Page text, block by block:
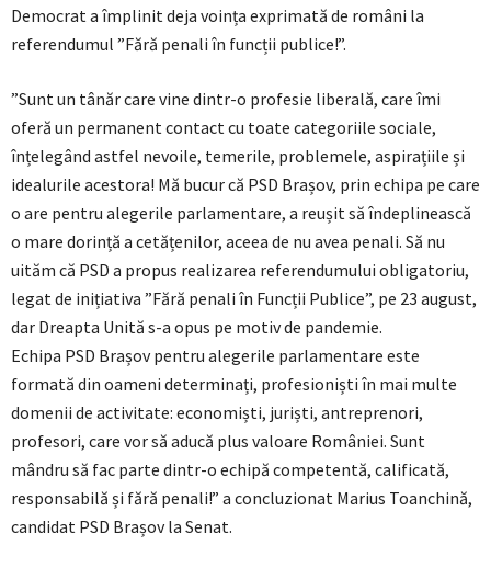
Democrat a împlinit deja voința exprimată de români la
referendumul ”Fără penali în funcții publice!”.
”Sunt un tânăr care vine dintr-o profesie liberală, care îmi
oferă un permanent contact cu toate categoriile sociale,
înțelegând astfel nevoile, temerile, problemele, aspirațiile și
idealurile acestora! Mă bucur că PSD Brașov, prin echipa pe care
o are pentru alegerile parlamentare, a reușit să îndeplinească
o mare dorință a cetățenilor, aceea de nu avea penali. Să nu
uităm că PSD a propus realizarea referendumului obligatoriu,
legat de inițiativa ”Fără penali în Funcții Publice”, pe 23 august,
dar Dreapta Unită s-a opus pe motiv de pandemie.
Echipa PSD Brașov pentru alegerile parlamentare este
formată din oameni determinați, profesioniști în mai multe
domenii de activitate: economiști, juriști, antreprenori,
profesori, care vor să aducă plus valoare României. Sunt
mândru să fac parte dintr-o echipă competentă, calificată,
responsabilă și fără penali!” a concluzionat Marius Toanchină,
candidat PSD Brașov la Senat.